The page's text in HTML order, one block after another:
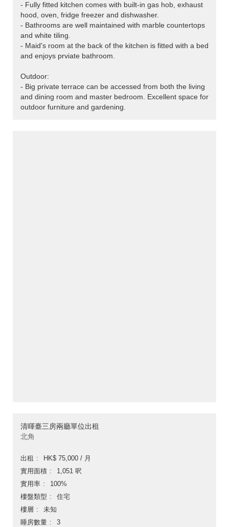
- Fully fitted kitchen comes with built-in gas hob, exhaust
hood, oven, fridge freezer and dishwasher.
- Bathrooms are well maintained with marble countertops
and white tiling.
- Maid's room at the back of the kitchen is fitted with a bed
and enjoys prviate bathroom.
Outdoor:
- Big private terrace can be accessed from both the living
and dining room and master bedroom. Excellent space for
outdoor furniture and gardening.
清暉臺三房兩廳單位出租
北角
出租
HK$ 75,000 / 月
實用面積
1,051 呎
實用率
100%
樓盤類型
住宅
樓層
未知
睡房數量
3